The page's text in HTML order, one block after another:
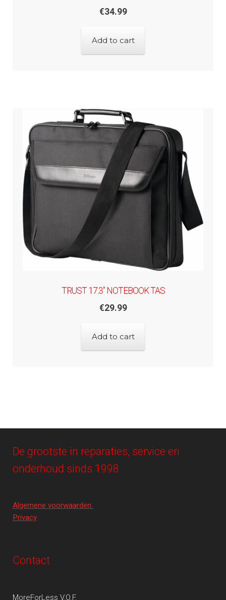
€34.99
Add to cart
TRUST 17.3" NOTEBOOK TAS
€29.99
Add to cart
De grootste in reparaties, service en
onderhoud sinds 1998
Algemene voorwaarden
Privacy
Contact
MoreForLess V.O.F.